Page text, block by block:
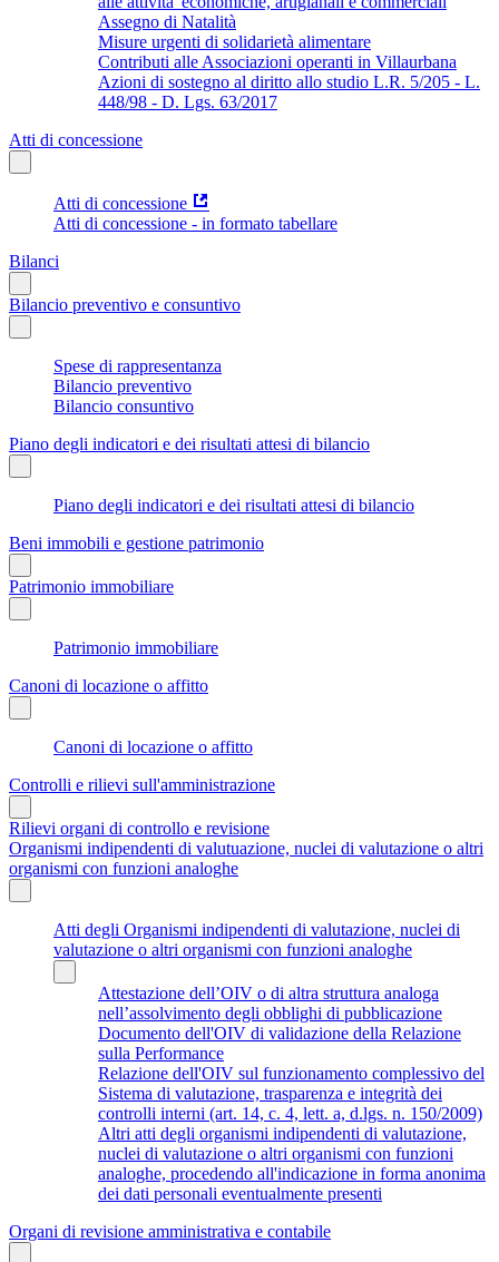
Assegno di Natalità
Misure urgenti di solidarietà alimentare
Contributi alle Associazioni operanti in Villaurbana
Azioni di sostegno al diritto allo studio L.R. 5/205 - L.
448/98 - D. Lgs. 63/2017
Atti di concessione
Atti di concessione
Atti di concessione - in formato tabellare
Bilanci
Bilancio preventivo e consuntivo
Spese di rappresentanza
Bilancio preventivo
Bilancio consuntivo
Piano degli indicatori e dei risultati attesi di bilancio
Piano degli indicatori e dei risultati attesi di bilancio
Beni immobili e gestione patrimonio
Patrimonio immobiliare
Patrimonio immobiliare
Canoni di locazione o affitto
Canoni di locazione o affitto
Controlli e rilievi sull'amministrazione
Rilievi organi di controllo e revisione
Organismi indipendenti di valutuazione, nuclei di valutazione o altri
organismi con funzioni analoghe
Atti degli Organismi indipendenti di valutazione, nuclei di
valutazione o altri organismi con funzioni analoghe
Attestazione dell’OIV o di altra struttura analoga
nell’assolvimento degli obblighi di pubblicazione
Documento dell'OIV di validazione della Relazione
sulla Performance
Relazione dell'OIV sul funzionamento complessivo del
Sistema di valutazione, trasparenza e integrità dei
controlli interni (art. 14, c. 4, lett. a, d.lgs. n. 150/2009)
Altri atti degli organismi indipendenti di valutazione,
nuclei di valutazione o altri organismi con funzioni
analoghe, procedendo all'indicazione in forma anonima
dei dati personali eventualmente presenti
Organi di revisione amministrativa e contabile